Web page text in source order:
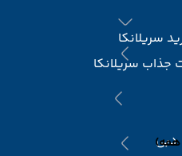
سریلانکا
جذاب سریلانکا
دبی